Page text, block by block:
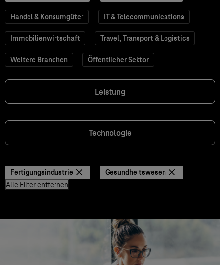
Handel & Konsumgüter IT & Telecommunications
Immobilienwirtschaft Travel, Transport & Logistics
Weitere Branchen Öffentlicher Sektor
Leistung
Technologie
Fertigungsindustrie
Gesundheitswesen
Alle Filter entfernen